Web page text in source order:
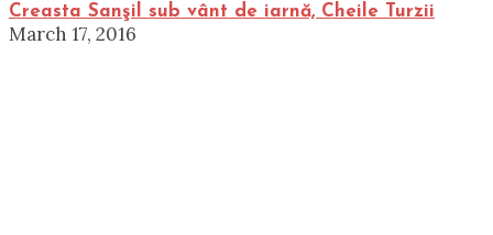
Creasta Sanşil sub vânt de iarnă, Cheile Turzii
March 17, 2016